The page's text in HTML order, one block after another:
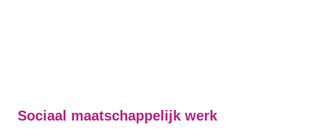
Sociaal maatschappelijk werk